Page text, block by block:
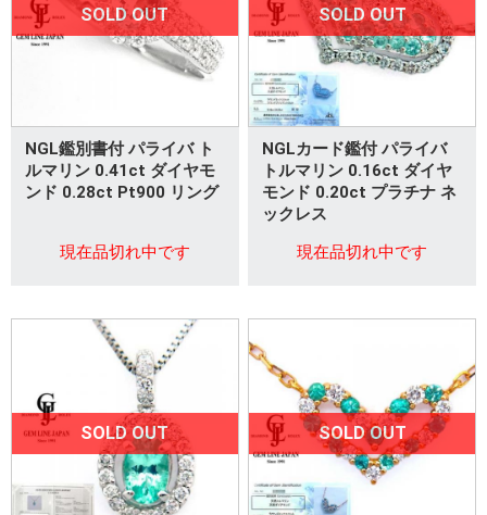
SOLD OUT
NGL鑑別書付 パライバ ト
ルマリン 0.41ct ダイヤモ
ンド 0.28ct Pt900 リング
現在品切れ中です
SOLD OUT
NGLカード鑑付 パライバ
トルマリン 0.16ct ダイヤ
モンド 0.20ct プラチナ ネ
ックレス
現在品切れ中です
SOLD OUT SOLD OUT